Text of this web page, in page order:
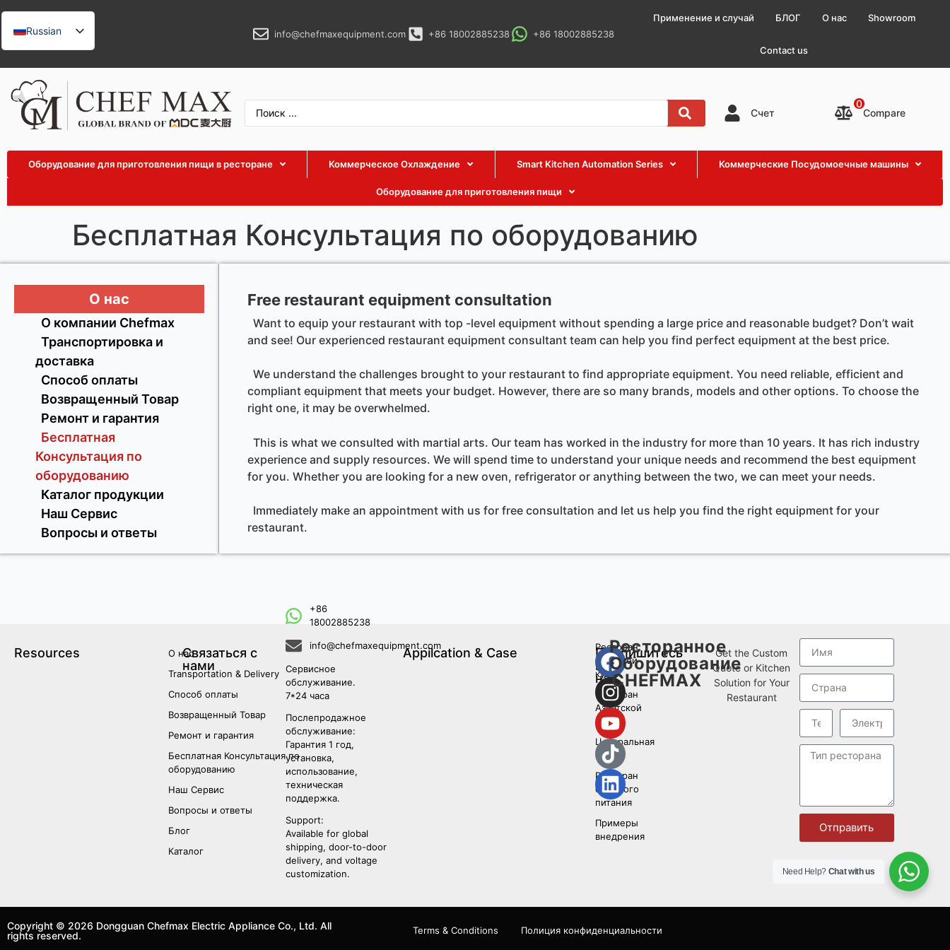
Russian
English
German
French
Spanish
Turkish
Malay
Japanese
Korean
info@chefmaxequipment.com +86 18002885238 +86 18002885238
Применение и случай БЛОГ О нас Showroom
Contact us
Счет Compare
0
Оборудование для приготовления пищи в ресторане Коммерческое Охлаждение Smart Kitchen Automation Series Коммерческие Посудомоечные машины
Оборудование для приготовления пищи
Бесплатная Консультация по оборудованию
О нас
О компании Chefmax
Транспортировка и
доставка
Способ оплаты
Возвращенный Товар
Ремонт и гарантия
Бесплатная
Консультация по
оборудованию
Каталог продукции
Наш Сервис
Вопросы и ответы
Free restaurant equipment consultation
Want to equip your restaurant with top -level equipment without spending a large price and reasonable budget? Don’t wait
and see! Our experienced restaurant equipment consultant team can help you find perfect equipment at the best price.
We understand the challenges brought to your restaurant to find appropriate equipment. You need reliable, efficient and
compliant equipment that meets your budget. However, there are so many brands, models and other options. To choose the
right one, it may be overwhelmed.
This is what we consulted with martial arts. Our team has worked in the industry for more than 10 years. It has rich industry
experience and supply resources. We will spend time to understand your unique needs and recommend the best equipment
for you. Whether you are looking for a new oven, refrigerator or anything between the two, we can meet your needs.
Immediately make an appointment with us for free consultation and let us help you find the right equipment for your
restaurant.
Resources
О нас
Transportation & Delivery
Способ оплаты
Возвращенный Товар
Ремонт и гарантия
Бесплатная Консультация по
оборудованию
Наш Сервис
Вопросы и ответы
Блог
Каталог
Связаться с
нами
+86
18002885238
info@chefmaxequipment.com
Сервисное
обслуживание.
7*24 часа
Послепродажное
обслуживание:
Гарантия 1 год,
установка,
использование,
техническая
поддержка.
Support:
Available for global
shipping, door-to-door
delivery, and voltage
customization.
Appilcation & Case
Ресторан
западной
кухни
Ресторан
Азиатской
кухни
Центральная
Кухня
Ресторан
быстрого
питания
Примеры
внедрения
Подпишитесь
на
нас
Ресторанное
Оборудование
CHEFMAX
Get the Custom
Quote or Kitchen
Solution for Your
Restaurant
Отправить
Copyright © 2026 Dongguan Chefmax Electric Appliance Co., Ltd. All
rights reserved.
Terms & Conditions Полиция конфиденциальности
Need Help? Chat with us